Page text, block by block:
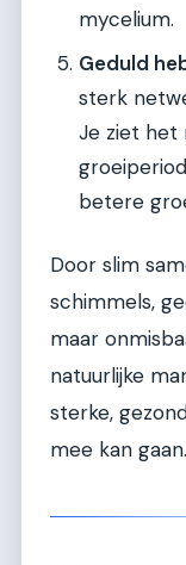
mycelium.
Geduld
sterk
Je ziet het
betere
Door slim
schimmels,
maar
natuurlijke
sterke,
mee kan gaan.